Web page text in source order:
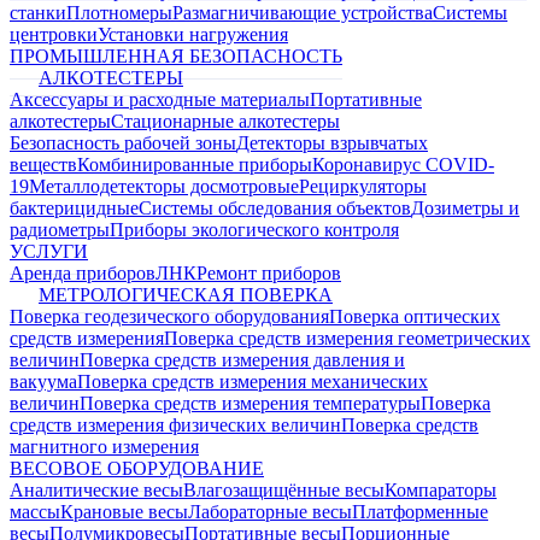
станкиПлотномерыРазмагничивающие устройстваСистемы
центровкиУстановки нагружения
ПРОМЫШЛЕННАЯ БЕЗОПАСНОСТЬ
АЛКОТЕСТЕРЫ
Аксессуары и расходные материалыПортативные
алкотестерыСтационарные алкотестеры
Безопасность рабочей зоныДетекторы взрывчатых
веществКомбинированные приборыКоронавирус COVID-
19Металлодетекторы досмотровыеРециркуляторы
бактерицидныеСистемы обследования объектовДозиметры и
радиометрыПриборы экологического контроля
УСЛУГИ
Аренда приборовЛНКРемонт приборов
МЕТРОЛОГИЧЕСКАЯ ПОВЕРКА
Поверка геодезического оборудованияПоверка оптических
средств измеренияПоверка средств измерения геометрических
величинПоверка средств измерения давления и
вакуумаПоверка средств измерения механических
величинПоверка средств измерения температурыПоверка
средств измерения физических величинПоверка средств
магнитного измерения
ВЕСОВОЕ ОБОРУДОВАНИЕ
Аналитические весыВлагозащищённые весыКомпараторы
массыКрановые весыЛабораторные весыПлатформенные
весыПолумикровесыПортативные весыПорционные